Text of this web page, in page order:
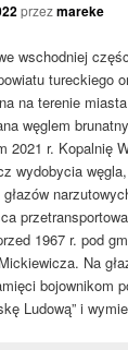
przezmareke
wschodniej
tureckiego
na terenie miasta
węglem
2021 r. Kopalnię
wydobycia
1967 r. pod
Na
bojownikom
Ludową” i